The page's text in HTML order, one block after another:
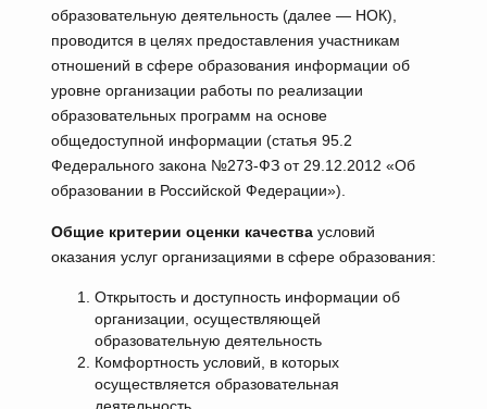
образовательную деятельность (далее — НОК),
проводится в целях предоставления участникам
отношений в сфере образования информации об
уровне организации работы по реализации
образовательных программ на основе
общедоступной информации (статья 95.2
Федерального закона №273-ФЗ от 29.12.2012 «Об
образовании в Российской Федерации»).
Общие критерии оценки качестваусловий
оказания услуг организациями в сфере образования:
Открытость и доступность информации об
организации, осуществляющей
образовательную деятельность
Комфортность условий, в которых
осуществляется образовательная